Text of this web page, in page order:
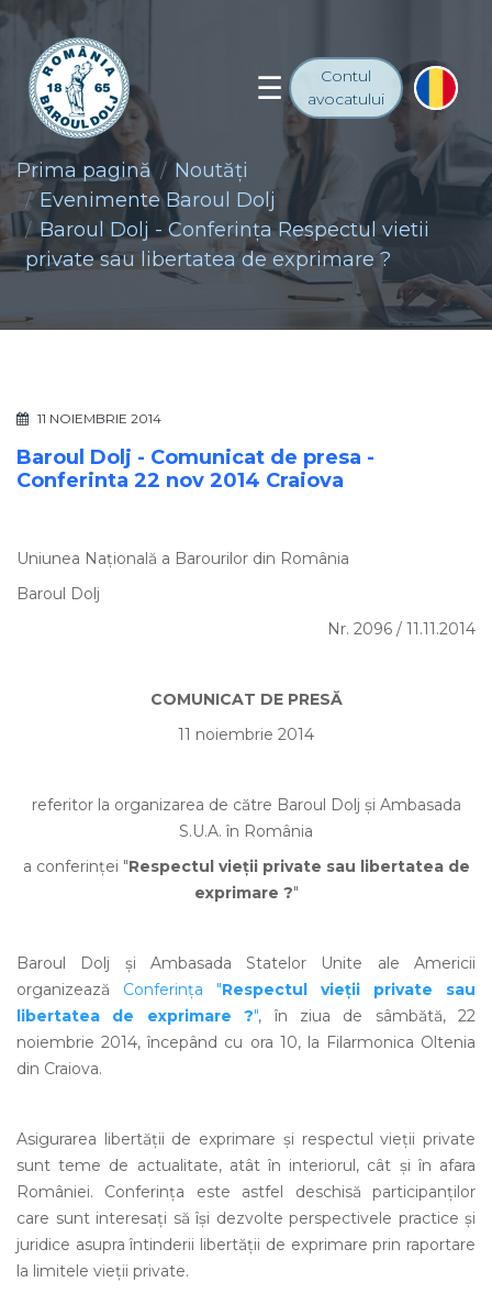
Contul
avocatului
Prima pagină
Noutăţi
Evenimente Baroul Dolj
Baroul Dolj - Conferința Respectul vietii
private sau libertatea de exprimare ?
11 NOIEMBRIE 2014
Baroul Dolj - Comunicat de presa -
Conferinta 22 nov 2014 Craiova
Uniunea Națională a Barourilor din România
Baroul Dolj
Nr. 2096 / 11.11.2014
COMUNICAT DE PRESĂ
11 noiembrie 2014
referitor la organizarea de către Baroul Dolj și Ambasada
S.U.A. în România
a conferinței "Respectul vieții private sau libertatea de
exprimare ?"
Baroul Dolj și Ambasada Statelor Unite ale Americii
organizează Conferința "Respectul vieții private sau
libertatea de exprimare ?", în ziua de sâmbătă, 22
noiembrie 2014, începând cu ora 10, la Filarmonica Oltenia
din Craiova.
Asigurarea libertății de exprimare și respectul vieții private
sunt teme de actualitate, atât în interiorul, cât și în afara
României. Conferința este astfel deschisă participanților
care sunt interesați să își dezvolte perspectivele practice și
juridice asupra întinderii libertății de exprimare prin raportare
la limitele vieții private.